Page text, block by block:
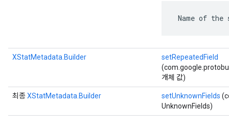
Name of
XStatMetadata.Builder
setRepeatedField
개체 값)
최종XStatMetadata.Builder setUnknownFields
UnknownFields)